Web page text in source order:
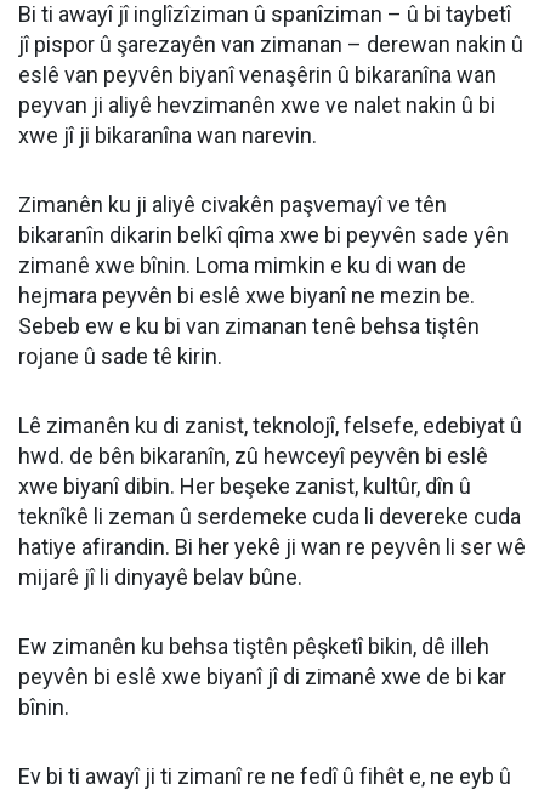
Bi ti awayî jî inglîzîziman û spanîziman – û bi taybetî
jî pispor û şarezayên van zimanan – derewan nakin û
eslê van peyvên biyanî venaşêrin û bikaranîna wan
peyvan ji aliyê hevzimanên xwe ve nalet nakin û bi
xwe jî ji bikaranîna wan narevin.
Zimanên ku ji aliyê civakên paşvemayî ve tên
bikaranîn dikarin belkî qîma xwe bi peyvên sade yên
zimanê xwe bînin. Loma mimkin e ku di wan de
hejmara peyvên bi eslê xwe biyanî ne mezin be.
Sebeb ew e ku bi van zimanan tenê behsa tiştên
rojane û sade tê kirin.
Lê zimanên ku di zanist, teknolojî, felsefe, edebiyat û
hwd. de bên bikaranîn, zû hewceyî peyvên bi eslê
xwe biyanî dibin. Her beşeke zanist, kultûr, dîn û
teknîkê li zeman û serdemeke cuda li devereke cuda
hatiye afirandin. Bi her yekê ji wan re peyvên li ser wê
mijarê jî li dinyayê belav bûne.
Ew zimanên ku behsa tiştên pêşketî bikin, dê illeh
peyvên bi eslê xwe biyanî jî di zimanê xwe de bi kar
bînin.
Ev bi ti awayî ji ti zimanî re ne fedî û fihêt e, ne eyb û